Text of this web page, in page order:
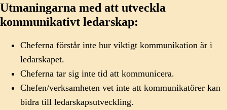
Utmaningarna med att utveckla
kommunikativt ledarskap:
Cheferna förstår inte hur viktigt kommunikation är i
ledarskapet.
Cheferna tar sig inte tid att kommunicera.
Chefen/verksamheten vet inte att kommunikatörer kan
bidra till ledarskapsutveckling.